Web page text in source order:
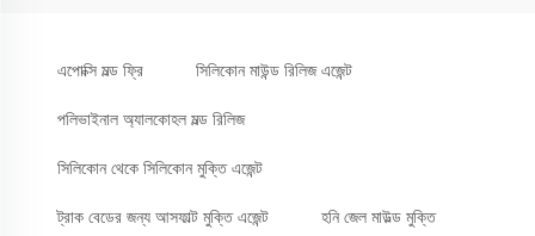
এপোক্সি মল্ড ফ্রি সিলিকোন মাউন্ড রিলিজ এজেন্ট
পলিভাইনাল অ্যালকোহল মল্ড রিলিজ
সিলিকোন থেকে সিলিকোন মুক্তি এজেন্ট
ট্রাক বেডের জন্য আসফাল্ট মুক্তি এজেন্ট হনি জেল মাউল্ড মুক্তি